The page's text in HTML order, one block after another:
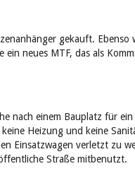
gekauft. Ebenso
ein neues MTF, das als
nach einem Bauplatz für
Heizung und keine
Einsatzwagen verletzt zu
Straße mitbenutzt.